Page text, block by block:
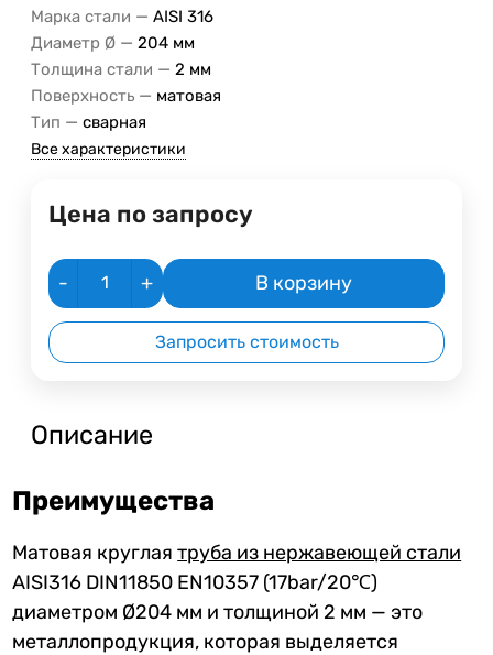
Марка стали — AISI 316
Диаметр Ø — 204 мм
Толщина стали — 2 мм
Поверхность — матовая
Тип — сварная
Все характеристики
Цена по запросу
- + В корзину
Запросить стоимость
Описание
Преимущества
Матовая круглаятруба из нержавеющей стали
AISI316 DIN11850 EN10357 (17bar/20℃)
диаметром Ø204 мм и толщиной 2 мм — это
металлопродукция, которая выделяется